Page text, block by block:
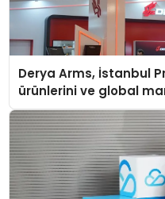
Derya Arms, İstanbul
ürünlerini ve global